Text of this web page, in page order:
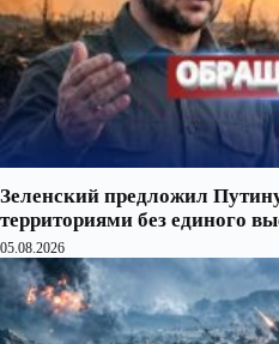
Зеленский предложил
территориями без единого
05.08.2026